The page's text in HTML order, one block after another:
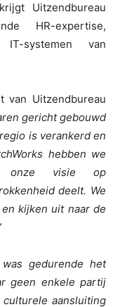
Uitzendbureau
HR-expertise,
systemen van
van Uitzendbureau
gericht gebouwd
is verankerd en
hebben we
onze visie op
deelt. We
kijken uit naar de
gedurende het
geen enkele partij
aansluiting